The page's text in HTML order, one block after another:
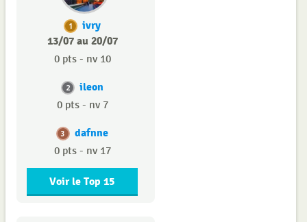
1
ivry
13/07 au 20/07
0 pts - nv 10
2 ileon
0 pts - nv 7
3 dafnne
0 pts - nv 17
Voir le Top 15